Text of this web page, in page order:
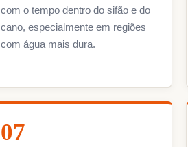
com o tempo dentro do sifão e do
cano, especialmente em regiões
com água mais dura.
07